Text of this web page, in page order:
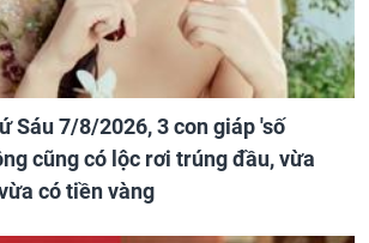
Sáu 7/8/2026, 3 con giáp 'số
cũng có lộc rơi trúng đầu, vừa
có tiền vàng